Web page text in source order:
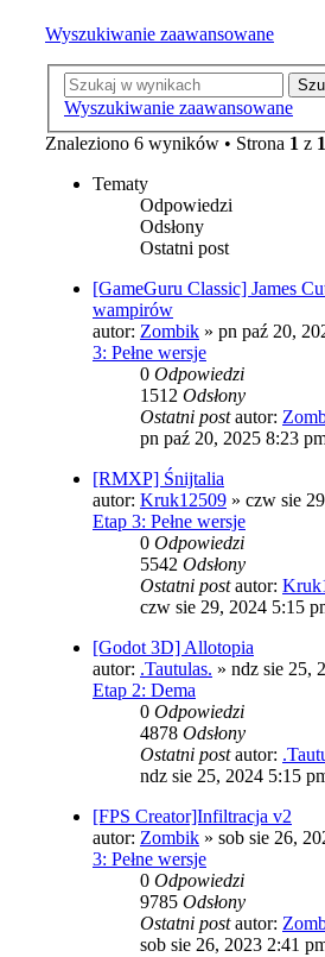
Wyszukiwanie zaawansowane
Wyszukiwanie zaawansowane
Znaleziono 6 wyników • Strona 1 z 1
Tematy
Odpowiedzi
Odsłony
Ostatni post
[GameGuru Classic] James
wampirów
autor: Zombik » pn paź 20,
3: Pełne wersje
0 Odpowiedzi
1512 Odsłony
Ostatni postautor:
pn paź 20, 2025 8:23
[RMXP] Śnijtalia
autor: Kruk12509 » czw sie
Etap 3: Pełne wersje
0 Odpowiedzi
5542 Odsłony
Ostatni postautor:
czw sie 29, 2024 5:15
[Godot 3D] Allotopia
autor: .Tautulas. » ndz sie 25,
Etap 2: Dema
0 Odpowiedzi
4878 Odsłony
Ostatni postautor:
ndz sie 25, 2024 5:15
[FPS Creator]Infiltracja v2
autor: Zombik » sob sie 26,
3: Pełne wersje
0 Odpowiedzi
9785 Odsłony
Ostatni postautor:
sob sie 26, 2023 2:41